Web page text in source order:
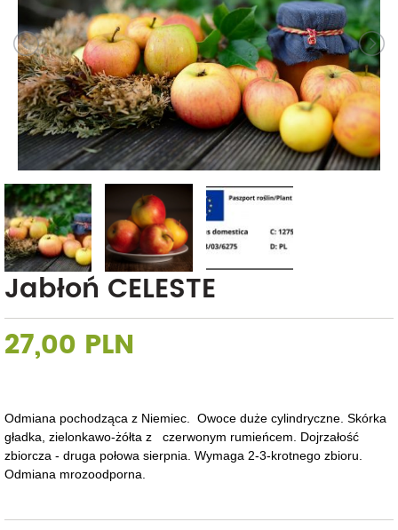
Jabłoń CELESTE
27,00 PLN
Odmiana pochodząca z Niemiec. Owoce duże cylindryczne. Skórka
gładka, zielonkawo-żółta z czerwonym rumieńcem. Dojrzałość
zbiorcza - druga połowa sierpnia. Wymaga 2-3-krotnego zbioru.
Odmiana mrozoodporna.